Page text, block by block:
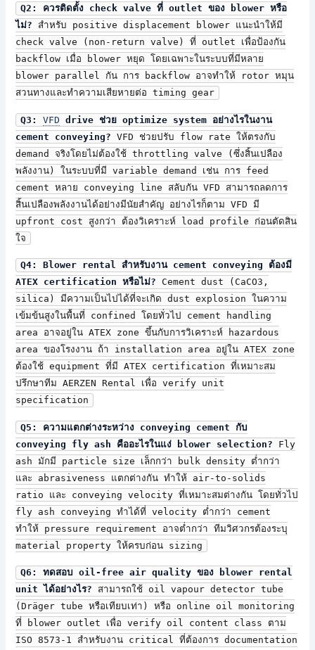
Q2: ควรติดตั้ง check valve ที่ outlet ของ blower หรือ
ไม่? สำหรับ positive displacement blower แนะนำให้มี
check valve (non-return valve) ที่ outlet เพื่อป้องกัน
backflow เมื่อ blower หยุด โดยเฉพาะในระบบที่มีหลาย
blower parallel กัน การ backflow อาจทำให้ rotor หมุน
สวนทางและทำความเสียหายต่อ timing gear
Q3: VFD drive ช่วย optimize system อย่างไรในงาน
cement conveying? VFD ช่วยปรับ flow rate ให้ตรงกับ
demand จริงโดยไม่ต้องใช้ throttling valve (ซึ่งสิ้นเปลือง
พลังงาน) ในระบบที่มี variable demand เช่น การ feed
cement หลาย conveying line สลับกัน VFD สามารถลดการ
สิ้นเปลืองพลังงานได้อย่างมีนัยสำคัญ อย่างไรก็ตาม VFD มี
upfront cost สูงกว่า ต้องวิเคราะห์ load profile ก่อนตัดสิน
ใจ
Q4: Blower rental สำหรับงาน cement conveying ต้องมี
ATEX certification หรือไม่? Cement dust (CaCO3,
silica) มีความเป็นไปได้ที่จะเกิด dust explosion ในความ
เข้มข้นสูงในพื้นที่ confined โดยทั่วไป cement handling
area อาจอยู่ใน ATEX zone ขึ้นกับการวิเคราะห์ hazardous
area ของโรงงาน ถ้า installation area อยู่ใน ATEX zone
ต้องใช้ equipment ที่มี ATEX certification ที่เหมาะสม
ปรึกษาทีม AERZEN Rental เพื่อ verify unit
specification
Q5: ความแตกต่างระหว่าง conveying cement กับ
conveying fly ash คืออะไรในแง่ blower selection? Fly
ash มักมี particle size เล็กกว่า bulk density ต่ำกว่า
และ abrasiveness แตกต่างกัน ทำให้ air-to-solids
ratio และ conveying velocity ที่เหมาะสมต่างกัน โดยทั่วไป
fly ash conveying ทำได้ที่ velocity ต่ำกว่า cement
ทำให้ pressure requirement อาจต่ำกว่า ทีมวิศวกรต้องระบุ
material property ให้ครบก่อน sizing
Q6: ทดสอบ oil-free air quality ของ blower rental
unit ได้อย่างไร? สามารถใช้ oil vapour detector tube
(Dräger tube หรือเทียบเท่า) หรือ online oil monitoring
ที่ blower outlet เพื่อ verify oil content class ตาม
ISO 8573-1 สำหรับงาน critical ที่ต้องการ documentation